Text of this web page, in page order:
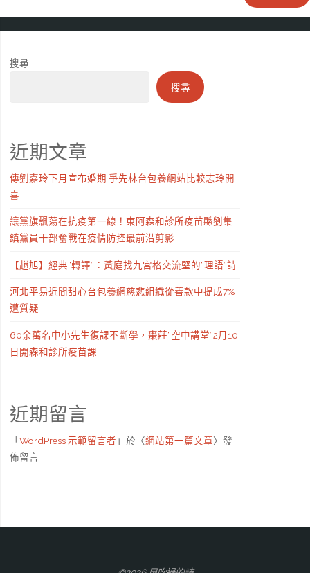
搜尋
搜尋
近期文章
傳劉嘉玲下月宣布婚期 爭先林台包養網站比較志玲開
喜
讓黨旗飄蕩在抗疫第一線！東阿森和診所疫苗縣劉集
鎮黨員干部奮戰在疫情防控最前沿剪影
【趙旭】經典“轉譯”：黃庭找九宮格交流堅的“理語”詩
河北平易近間甜心台包養網慈悲組織從善款中提成7%
遭質疑
60余萬名中小先生復課不斷學，棗莊“空中講堂”2月10
日開森和診所疫苗課
近期留言
「WordPress 示範留言者 」於〈網站第一篇文章〉發
佈留言